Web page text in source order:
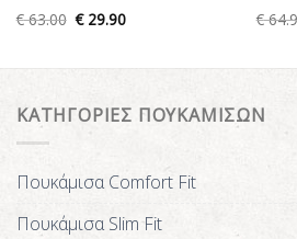
€63.00 €29.90
€
ΚΑΤΗΓΟΡΙΕΣ ΠΟΥΚΑΜΙΣΩΝ
Πουκάμισα Comfort Fit
Πουκάμισα Slim Fit